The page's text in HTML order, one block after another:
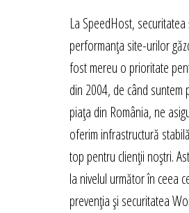
La SpeedHost, securitatea
performanța site-urilor
fost mereu o prioritate
din 2004, de când suntem
piața din România, ne
oferim infrastructură
top pentru clienții noștri.
la nivelul următor în ceea
prevenția și securitatea